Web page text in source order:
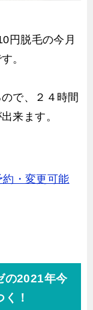
円脱毛の今月
。
で、２４時間
来ます。
・変更可能
の2021年今
！